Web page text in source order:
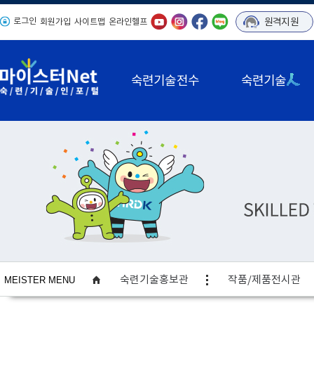
로그인 회원가입 사이트맵 온라인헬프 원격지원
숙련기술전수 숙련기술
MEISTER MENU 숙련기술홍보관 작품/제품전시관
사이트맵